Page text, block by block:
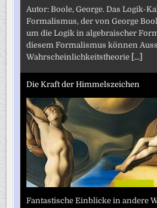
Autor: Boole, George. Das Logik-
Formalismus, der von George
um die Logik in algebraischer
diesem Formalismus können
Wahrscheinlichkeitstheorie [...]
Die Kraft der Himmelszeichen
Fantastische Einblicke in andere